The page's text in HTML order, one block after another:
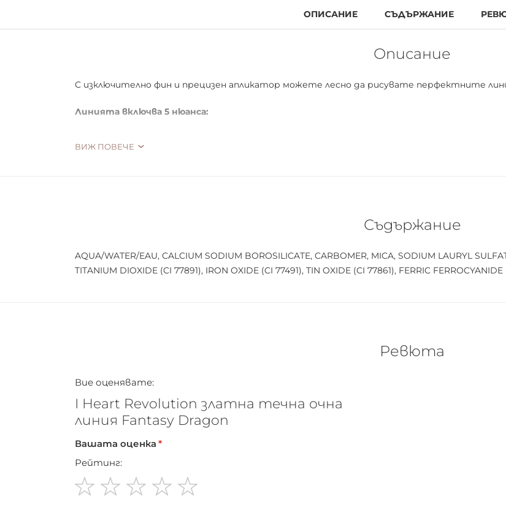
ОПИСАНИЕ СЪДЪРЖАНИЕ
Описание
С изключително фин и прецизен апликатор можете лесно да рисувате перфектните
Линията включва 5 нюанса:
ВИЖ ПОВЕЧЕ
Съдържание
AQUA/WATER/EAU, CALCIUM SODIUM BOROSILICATE, CARBOMER, MICA, SODIUM LAURYL
TITANIUM DIOXIDE (CI 77891), IRON OXIDE (CI 77491), TIN OXIDE (CI 77861), FERRIC FERROCYANIDE
Ревюта
Вие оценявате:
I Heart Revolution златна течна очна
линия Fantasy Dragon
Вашата оценка
Рейтинг: